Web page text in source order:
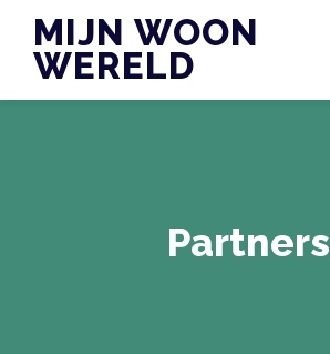
content
MIJN WOON
WERELD
Partners